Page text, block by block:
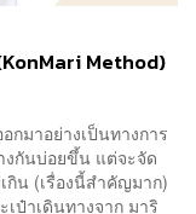
Method)
มาอย่างเป็นทางการ
งกันบ่อยขึ้น แต่จะจัด
กิน (เรื่องนี้สำคัญมาก)
ป๋าเดินทางจาก มาริ